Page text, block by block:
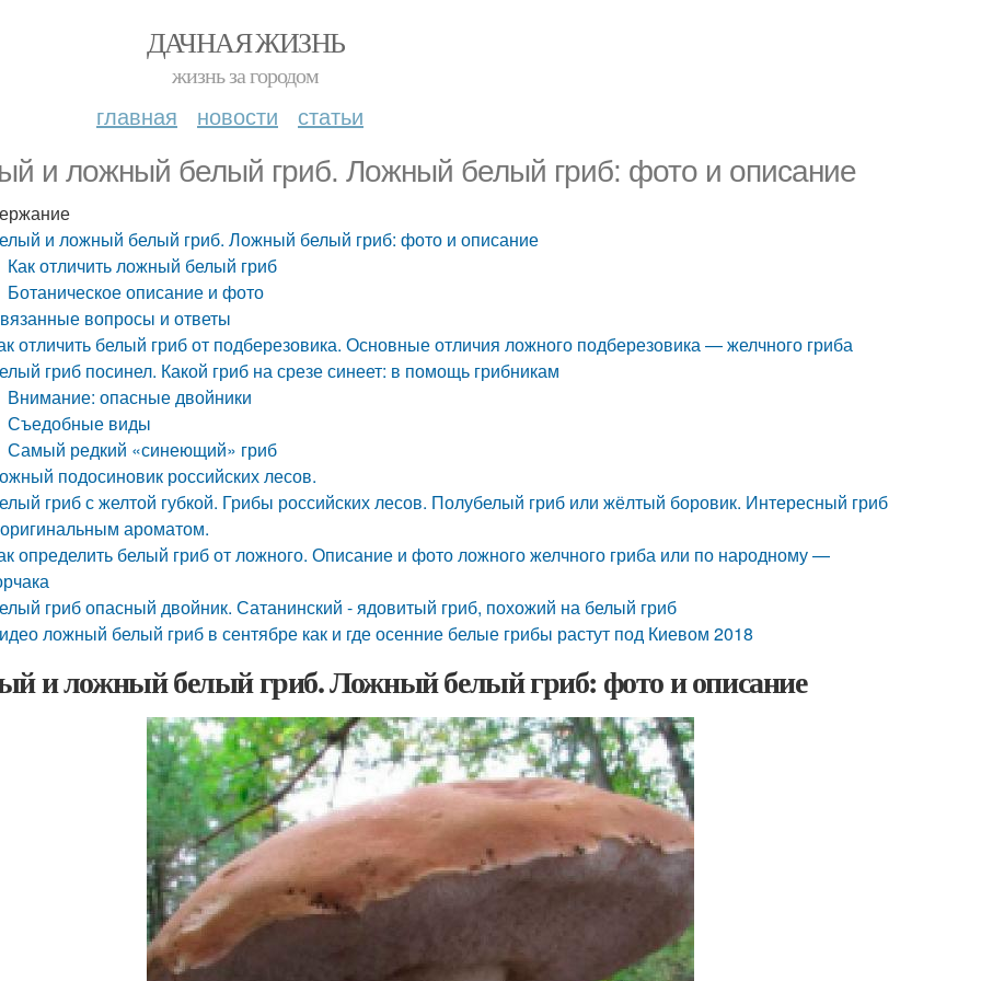
ДАЧНАЯ ЖИЗНЬ
жизнь за городом
главная новости статьи
и ложный белый гриб. Ложный белый гриб: фото и описание
и ложный белый гриб. Ложный белый гриб: фото и описание
Как отличить ложный белый гриб
Ботаническое описание и фото
вопросы и ответы
отличить белый гриб от подберезовика. Основные отличия ложного подберезовика — желчного гриба
гриб посинел. Какой гриб на срезе синеет: в помощь грибникам
Внимание: опасные двойники
Съедобные виды
Самый редкий «синеющий» гриб
подосиновик российских лесов.
гриб с желтой губкой. Грибы российских лесов. Полубелый гриб или жёлтый боровик. Интересный гриб
ароматом.
определить белый гриб от ложного. Описание и фото ложного желчного гриба или по народному —
гриб опасный двойник. Сатанинский - ядовитый гриб, похожий на белый гриб
ложный белый гриб в сентябре как и где осенние белые грибы растут под Киевом 2018
и ложный белый гриб. Ложный белый гриб: фото и описание